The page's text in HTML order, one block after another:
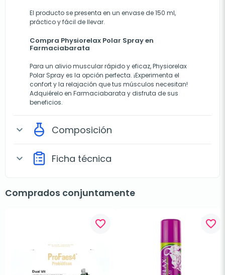
El producto se presenta en un envase de 150 ml,
práctico y fácil de llevar.
Compra Physiorelax Polar Spray en
Farmaciabarata
Para un alivio muscular rápido y eficaz,Physiorelax
Polar Sprayes la opción perfecta. ¡Experimenta el
confort y la relajación que tus músculos necesitan!
Adquiérelo en Farmaciabarata y disfruta de sus
beneficios.
expand_more Composición
expand_more Ficha técnica
Comprados conjuntamente
favorite_border favorite_border